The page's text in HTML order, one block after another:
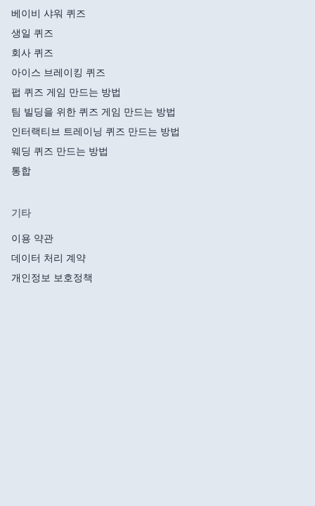
베이비 샤워 퀴즈
생일 퀴즈
회사 퀴즈
아이스 브레이킹 퀴즈
펍 퀴즈 게임 만드는 방법
팀 빌딩을 위한 퀴즈 게임 만드는 방법
인터랙티브 트레이닝 퀴즈 만드는 방법
웨딩 퀴즈 만드는 방법
통합
기타
이용 약관
데이터 처리 계약
개인정보 보호정책